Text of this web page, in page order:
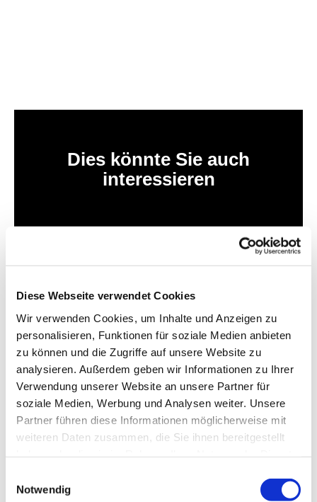
Diese Webseite verwendet Cookies
Wir verwenden Cookies, um Inhalte und Anzeigen zu
personalisieren, Funktionen für soziale Medien anbieten
zu können und die Zugriffe auf unsere Website zu
analysieren. Außerdem geben wir Informationen zu Ihrer
Verwendung unserer Website an unsere Partner für
soziale Medien, Werbung und Analysen weiter. Unsere
Partner führen diese Informationen möglicherweise mit
weiteren Daten zusammen, die Sie ihnen bereitgestellt
Notwendig
Dies könnte Sie auch
interessieren